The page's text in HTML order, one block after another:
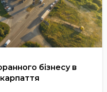
бізнесу в